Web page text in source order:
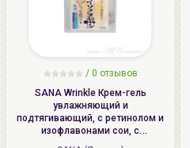
/ 0 отзывов
SANA Wrinkle Крем-гель
увлажняющий и
подтягивающий, с ретинолом и
изофлавонами сои, с
осветляющим эффектом | 100г |